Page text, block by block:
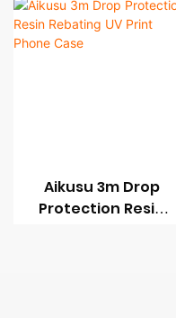
mètres Case de
téléphone à
imprime UV
Aikusu 3m Drop
Protection Resin